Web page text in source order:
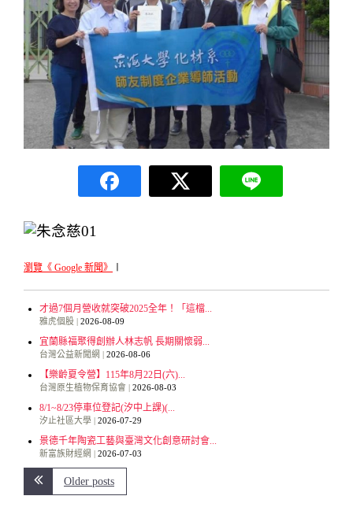
瀏覽《 Google 新聞》
才過7個月營收就突破2025全年！「這檔...
雅虎個股 2026-08-09
宜蘭縣福聚得創辦人林志帆 長期關懷弱...
台灣公益新聞網 2026-08-06
【樂齡夏令營】115年8月22日(六)...
台灣原生植物保育協會 2026-08-03
8/1~8/23停車位登記(汐中上課)(...
汐止社區大學 2026-07-29
景德千年陶瓷工藝與臺灣文化創意研討會...
新富族財經網 2026-07-03
Older posts